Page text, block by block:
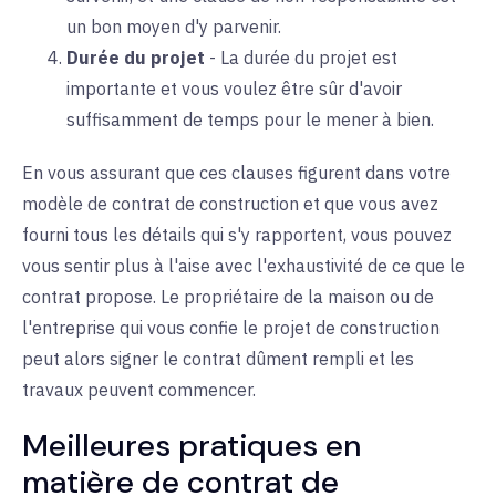
un bon moyen d'y parvenir.
Durée du projet - La durée du projet est
importante et vous voulez être sûr d'avoir
suffisamment de temps pour le mener à bien.
En vous assurant que ces clauses figurent dans votre
modèle de contrat de construction et que vous avez
fourni tous les détails qui s'y rapportent, vous pouvez
vous sentir plus à l'aise avec l'exhaustivité de ce que le
contrat propose. Le propriétaire de la maison ou de
l'entreprise qui vous confie le projet de construction
peut alors signer le contrat dûment rempli et les
travaux peuvent commencer.
Meilleures pratiques en
matière de contrat de